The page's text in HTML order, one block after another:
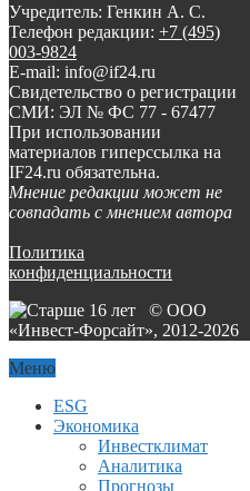
Учредитель: Генкин А. С.
Телефон редакции: +7 (495)
003-9824
E-mail: info@if24.ru
Свидетельство о регистрации
СМИ: ЭЛ № ФС 77 - 67477
При использовании
материалов гиперссылка на
IF24.ru обязательна.
Мнение редакции может не
совпадать с мнением автора
Политика
конфиденциальности
© ООО
«Инвест-Форсайт», 2012-2026
Меню
ESG
Экономика
Инвестклимат
Аналитика
Прогнозы